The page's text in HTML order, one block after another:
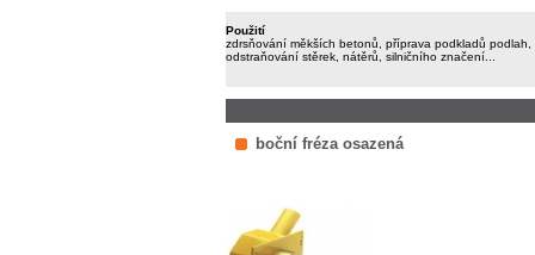
Použití
zdrsňování měkších betonů, příprava podkladů podlah,
odstraňování stěrek, nátěrů, silničního značení...
boční fréza osazená